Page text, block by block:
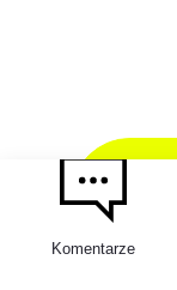
Komentarze